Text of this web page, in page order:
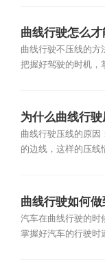
曲线行驶怎么
曲线行驶不压线的方
把握好驾驶的时机，
为什么曲线行驶
曲线行驶压线的原因
的边线，这样的压线
曲线行驶如何
汽车在曲线行驶的时
掌握好汽车的行驶时